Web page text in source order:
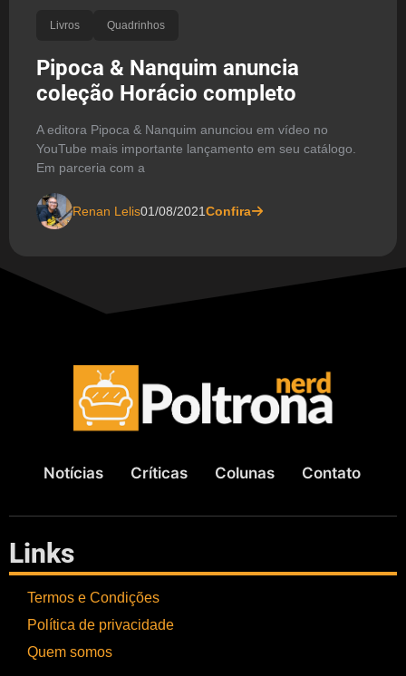
Livros Quadrinhos
Pipoca & Nanquim anuncia
coleção Horácio completo
A editora Pipoca & Nanquim anunciou em vídeo no
YouTube mais importante lançamento em seu catálogo.
Em parceria com a
Renan Lelis01/08/2021Confira
Notícias Críticas Colunas Contato
Links
Termos e Condições
Política de privacidade
Quem somos